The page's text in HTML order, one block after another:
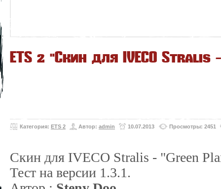
ETS 2 "Скин для IVECO Stralis
Категория: ETS 2 Автор: admin 10.07.2013 Просмотры: 2451
Скин для IVECO Stralis - "Green
Тест на версии 1.3.1.